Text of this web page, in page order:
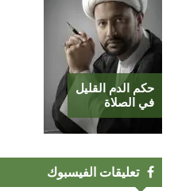
حكم الدم القليل
في الصلاة
تعليقات الفيسبوك